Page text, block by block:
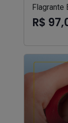
Flagrante
R$